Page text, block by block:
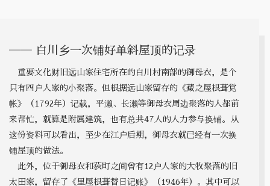
―― 白川乡一次铺好单斜屋顶的记录
重要文化财旧远山家住宅所在的白川村南部的御母衣，是个
只有四户人家的小聚落。但根据远山家留存的《藏之屋根葺覚
帐》（1792年）记载，平濑、长濑等御母衣周边聚落的人都前
来帮忙，就算是附属建筑，也有总共47人的人力参与换铺。从
这份资料可以看出，至少在江户后期，御母衣就已经有一次换
铺屋顶的做法。
此外，位于御母衣和荻町之间曾有12户人家的大牧聚落的旧
太田家，留存了《里屋根葺替日记账》（1946年）。其中可以